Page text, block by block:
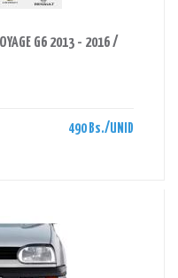
G6 2013 - 2016 /
490 Bs./UNID